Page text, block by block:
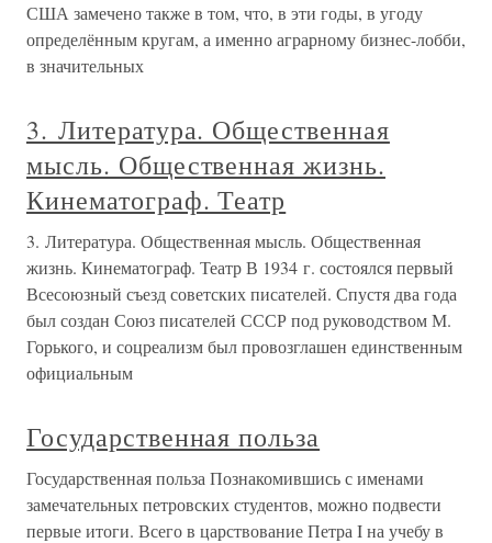
США замечено также в том, что, в эти годы, в угоду
определённым кругам, а именно аграрному бизнес-лобби,
в значительных
3. Литература. Общественная
мысль. Общественная жизнь.
Кинематограф. Театр
3. Литература. Общественная мысль. Общественная
жизнь. Кинематограф. Театр В 1934 г. состоялся первый
Всесоюзный съезд советских писателей. Спустя два года
был создан Союз писателей СССР под руководством М.
Горького, и соцреализм был провозглашен единственным
официальным
Государственная польза
Государственная польза Познакомившись с именами
замечательных петровских студентов, можно подвести
первые итоги. Всего в царствование Петра I на учебу в